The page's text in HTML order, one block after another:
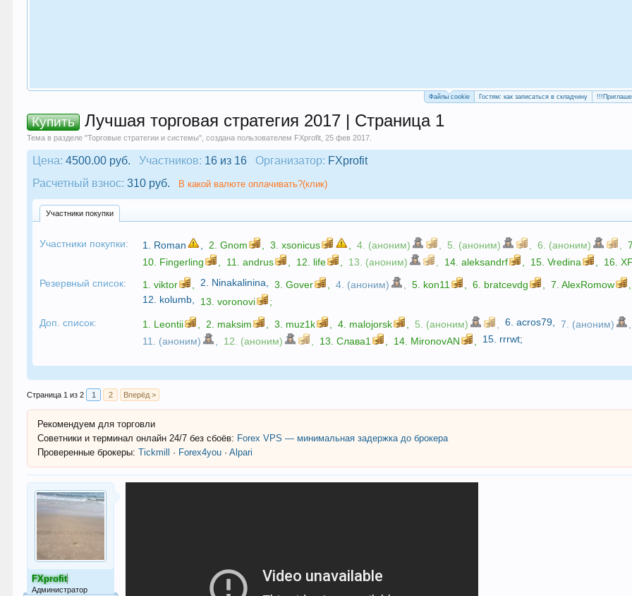
Файлы cookie Гостям: как записаться в складчину
Купить Лучшая торговая стратегия 2017 | Страница 1
Тема в разделе "Торговые стратегии и системы", создана пользователем FXprofit ,25 фев 2017
Цена: 4500.00 руб. Участников: 16 из 16 Организатор: FXprofit
Расчетный взнос: 310 руб. В какой валюте оплачивать?(клик)
Участники покупки
Участники покупки: 1. Roman 2.Gnom 3.xsonicus 4. (аноним) 5. (аноним) 6. (аноним)
10. Fingerling 11.andrus 12. life 13. (аноним) 14.aleksandrf 15.Vredina 16.
Резервный список:
1.viktor 2. Ninakalinina 3.Gover 4. (аноним) 5. kon11 6. bratcevdg 7.AlexRomow
12. kolumb 13.voronovi
;
Доп. список:
1. Leontii 2. maksim 3. muz1k 4. malojorsk 5. (аноним) 6.acros79 7. (аноним)
11. (аноним)
12. (аноним) 13.Слава1 14. MironovAN 15. rrrwt;
Страница 1 из 2 1 2 Вперёд >
Рекомендуем для торговли
Советники и терминал онлайн 24/7 без сбоёв: Forex VPS — минимальная задержка до брокера
Проверенные брокеры: Tickmill · Forex4you ·Alpari
FXprofit
Администратор